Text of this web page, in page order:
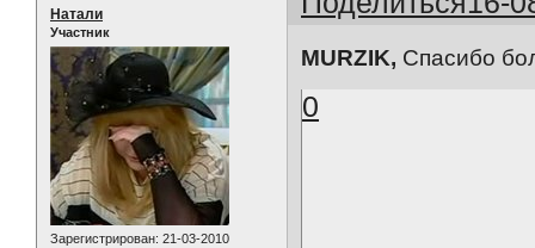
Натали
Участник
Зарегистрирован: 21-03-2010
MURZIK, Спасибо
0